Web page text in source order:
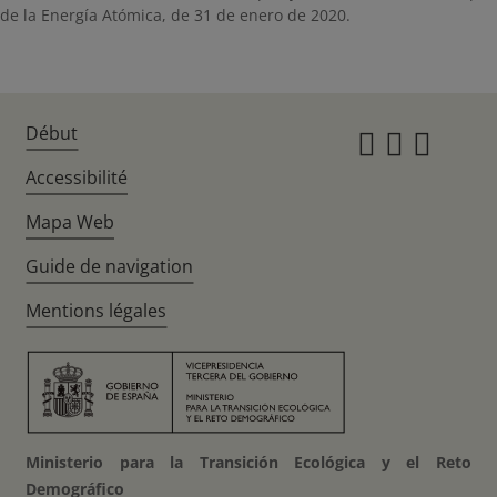
de la Energía Atómica, de 31 de enero de 2020.
Début
Accessibilité
Mapa Web
Guide de navigation
Mentions légales
Ministerio para la Transición Ecológica y el Reto
Demográfico